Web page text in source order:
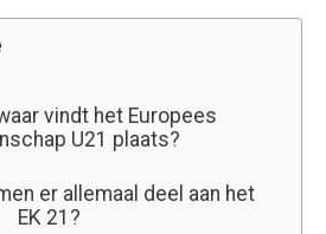
vindt het Europees
U21 plaats?
er allemaal deel aan het
EK 21?